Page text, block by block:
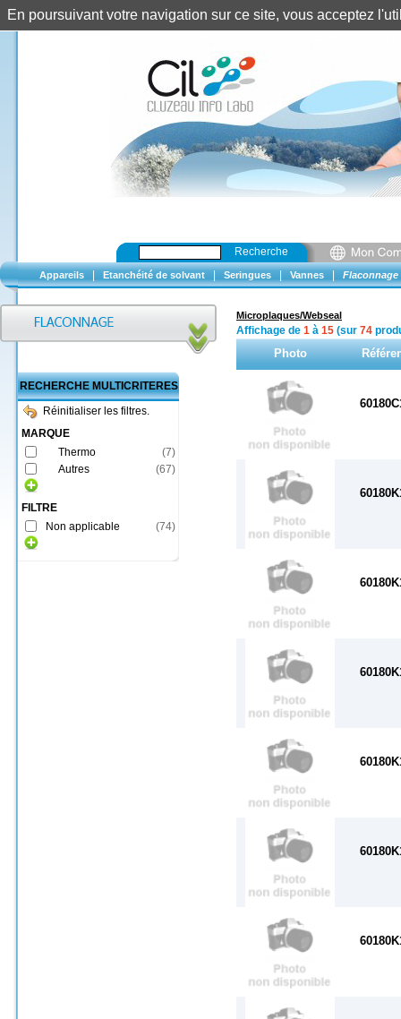
Recherche
Appareils Etanchéité de solvant Seringues Vannes Flaconnage
RECHERCHE MULTICRITERES
Réinitialiser les filtres.
MARQUE
Thermo
(7)
Autres
(67)
FILTRE
Non applicable
(74)
Microplaques/Webseal
Affichage de 1 à 15 (sur 74
Photo
En poursuivant votre navigation sur ce site, vous acceptez